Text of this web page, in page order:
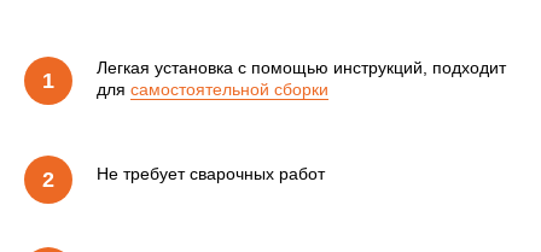
Легкая установка с помощью инструкций, подходит
для самостоятельной сборки
Не требует сварочных работ